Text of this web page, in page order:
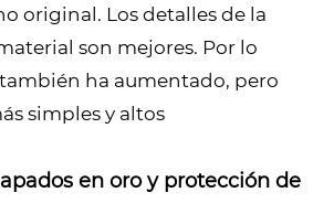
original. Los detalles de la
son mejores. Por lo
ha aumentado, pero
simples y altos
en oro y protección de